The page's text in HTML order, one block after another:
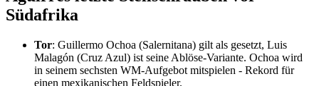
Südafrika
Tor: Guillermo Ochoa (Salernitana) gilt als gesetzt, Luis
Malagón (Cruz Azul) ist seine Ablöse-Variante. Ochoa wird
in seinem sechsten WM-Aufgebot mitspielen - Rekord für
einen mexikanischen Feldspieler.